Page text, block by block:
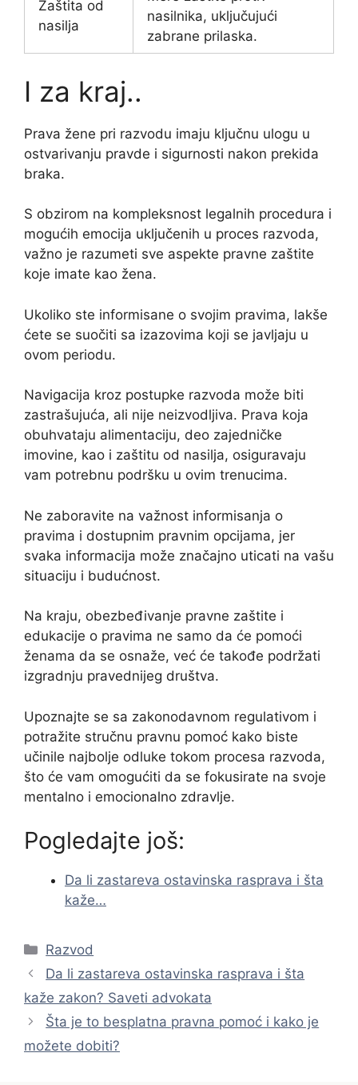
Zaštita od
nasilja
nasilnika, uključujući
zabrane prilaska.
I za kraj..
Prava žene pri razvodu imaju ključnu ulogu u
ostvarivanju pravde i sigurnosti nakon prekida
braka.
S obzirom na kompleksnost legalnih procedura i
mogućih emocija uključenih u proces razvoda,
važno je razumeti sve aspekte pravne zaštite
koje imate kao žena.
Ukoliko ste informisane o svojim pravima, lakše
ćete se suočiti sa izazovima koji se javljaju u
ovom periodu.
Navigacija kroz postupke razvoda može biti
zastrašujuća, ali nije neizvodljiva. Prava koja
obuhvataju alimentaciju, deo zajedničke
imovine, kao i zaštitu od nasilja, osiguravaju
vam potrebnu podršku u ovim trenucima.
Ne zaboravite na važnost informisanja o
pravima i dostupnim pravnim opcijama, jer
svaka informacija može značajno uticati na vašu
situaciju i budućnost.
Na kraju, obezbeđivanje pravne zaštite i
edukacije o pravima ne samo da će pomoći
ženama da se osnaže, već će takođe podržati
izgradnju pravednijeg društva.
Upoznajte se sa zakonodavnom regulativom i
potražite stručnu pravnu pomoć kako biste
učinile najbolje odluke tokom procesa razvoda,
što će vam omogućiti da se fokusirate na svoje
mentalno i emocionalno zdravlje.
Pogledajte još:
Da li zastareva ostavinska rasprava i šta
kaže…
Categories
Razvod
Da li zastareva ostavinska rasprava i šta
kaže zakon? Saveti advokata
Šta je to besplatna pravna pomoć i kako je
možete dobiti?